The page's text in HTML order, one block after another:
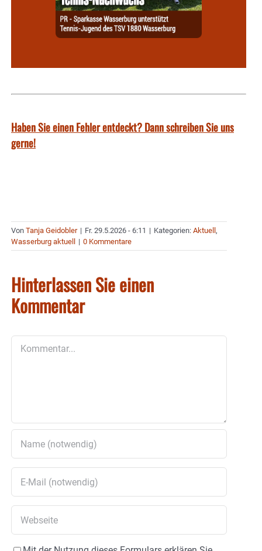
Haben Sie einen Fehler entdeckt? Dann schreiben Sie uns
gerne!
Von Tanja Geidobler | Fr. 29.5.2026 - 6:11 | Kategorien: Aktuell ,
Wasserburg aktuell
| 0 Kommentare
Hinterlassen Sie einen
Kommentar